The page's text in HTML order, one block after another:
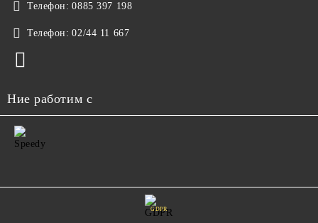
Телефон: 0885 397 198
Телефон: 02/44 11 667
Ние работим с
GDPR